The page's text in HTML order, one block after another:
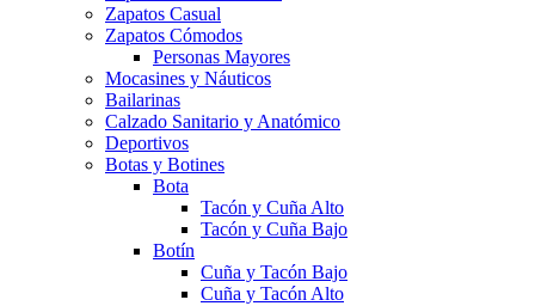
Zapatos Casual
Zapatos Cómodos
Personas Mayores
Mocasines y Náuticos
Bailarinas
Calzado Sanitario y Anatómico
Deportivos
Botas y Botines
Bota
Tacón y Cuña Alto
Tacón y Cuña Bajo
Botín
Cuña y Tacón Bajo
Cuña y Tacón Alto